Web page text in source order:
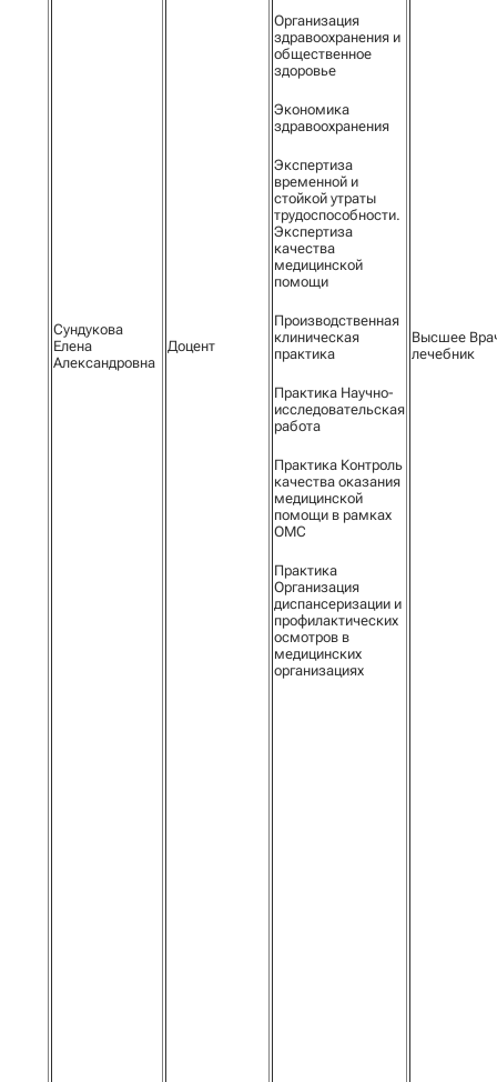
Сундукова
Елена
Александровна
Доцент
Организация
здравоохранения и
общественное
здоровье
Экономика
здравоохранения
Экспертиза
временной и
стойкой утраты
трудоспособности.
Экспертиза
качества
медицинской
помощи
Производственная
клиническая
практика
Практика Научно-
исследовательская
работа
Практика Контроль
качества оказания
медицинской
помощи в рамках
ОМС
Практика
Организация
диспансеризации и
профилактических
осмотров в
медицинских
организациях
Высшее
лечебник